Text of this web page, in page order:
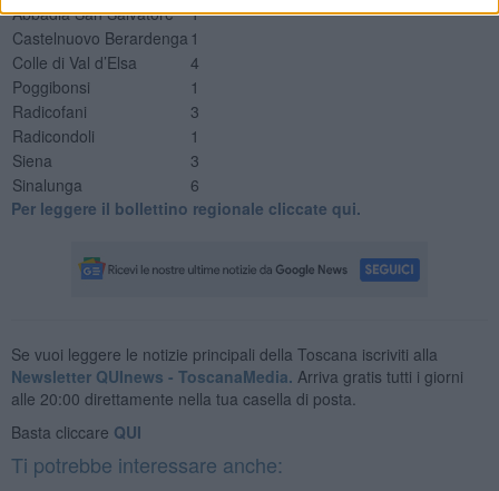
Abbadia San Salvatore
1
Castelnuovo Berardenga 1
Colle di Val d’Elsa
4
Poggibonsi
1
Radicofani
3
Radicondoli
1
Siena
3
Sinalunga
6
Per leggere il bollettino regionale cliccate qui.
Se vuoi leggere le notizie principali della Toscana iscriviti alla
Newsletter QUInews - ToscanaMedia. Arriva gratis tutti i giorni
alle 20:00 direttamente nella tua casella di posta.
Basta cliccare QUI
Ti potrebbe interessare anche: